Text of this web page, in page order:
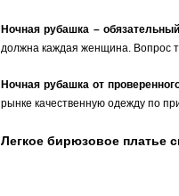
Ночная рубашка –
должна каждая женщина. Вопрос
Ночная рубашка от
рынке качественную одежду по
Легкое бирюзовое платье